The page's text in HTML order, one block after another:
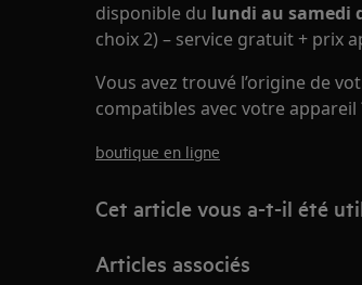
disponible du lundi au samedi
choix 2) – service gratuit + prix
Vous avez trouvé l’origine de
compatibles avec votre
boutique en ligne
Cet article vous a-t-il été
Articles associés